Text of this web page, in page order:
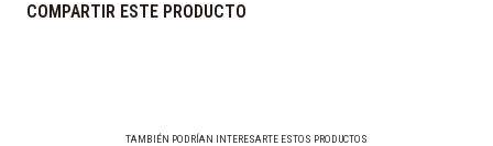
COMPARTIR ESTE PRODUCTO
TAMBIÉN PODRÍAN INTERESARTE ESTOS PRODUCTOS